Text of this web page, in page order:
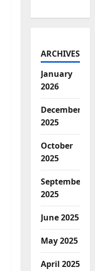
ARCHIVES
January
2026
December
2025
October
2025
September
2025
June 2025
May 2025
April 2025